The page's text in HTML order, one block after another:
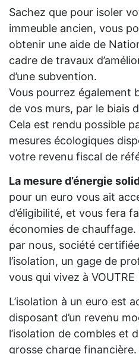
Sachez que pour isoler
immeuble ancien, vous
obtenir une aide de
cadre de travaux
d’une subvention.
Vous pourrez également
de vos murs, par le biais
Cela est rendu possible
mesures écologiques
votre revenu fiscal de
La mesure d’énergie
pour un euro vous ait
d’éligibilité, et vous fera
économies de chauffage.
par nous, société
l’isolation, un gage de
vous qui vivez à
L’isolation à un euro est
disposant d’un revenu
l’isolation de combles et
grosse charge financière.